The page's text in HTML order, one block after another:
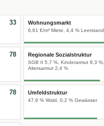
33 Wohnungsmarkt
6,61 €/m² Miete, 4,4 % Leerstand
78 Regionale Sozialstruktur
SGB II 5,7 %, Kinderarmut 9,3 %,
Altersarmut 2,4 %
78 Umfeldstruktur
47,6 % Wald, 0,2 % Gewässer